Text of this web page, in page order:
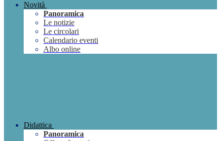
Novità
Panoramica
Le notizie
Le circolari
Calendario eventi
Albo online
Didattica
Panoramica